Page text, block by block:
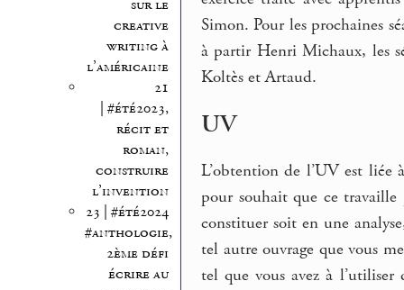
sur le
creative
writing à
l’américaine
21
| #été2023,
récit et
roman,
construire
l’invention
23 | #été2024
#anthologie,
2ème défi
écrire au
Simon. Pour les prochaines
à partir Henri Michaux, les
Koltès et Artaud.
UV
L’obtention de l’UV est liée
pour souhait que ce
constituer soit en une
tel autre ouvrage que vous
tel que vous avez à